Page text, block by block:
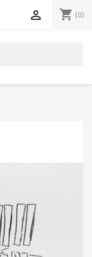
shopping_cart (0)
